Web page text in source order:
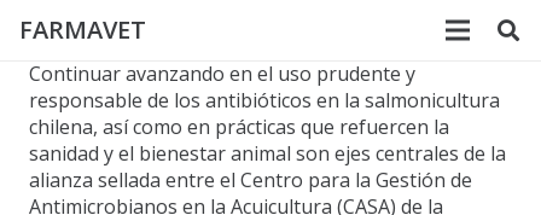
FARMAVET
Continuar avanzando en el uso prudente y
responsable de los antibióticos en la salmonicultura
chilena, así como en prácticas que refuercen la
sanidad y el bienestar animal son ejes centrales de la
alianza sellada entre el Centro para la Gestión de
Antimicrobianos en la Acuicultura (CASA) de la